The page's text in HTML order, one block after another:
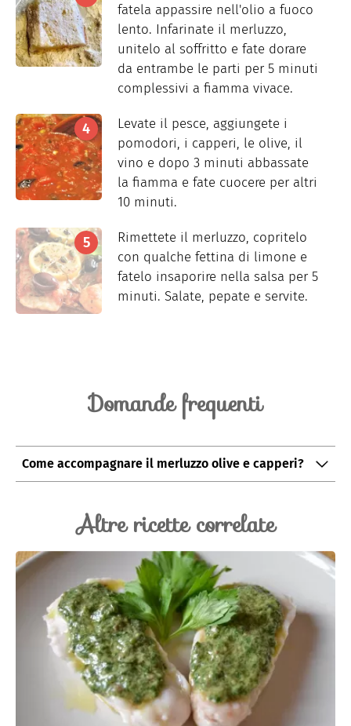
fatela appassire nell'olio a fuoco
lento. Infarinate il merluzzo,
unitelo al soffritto e fate dorare
da entrambe le parti per 5 minuti
complessivi a fiamma vivace.
Levate il pesce, aggiungete i
pomodori, i capperi, le olive, il
vino e dopo 3 minuti abbassate
la fiamma e fate cuocere per altri
10 minuti.
Rimettete il merluzzo, copritelo
con qualche fettina di limone e
fatelo insaporire nella salsa per 5
minuti. Salate, pepate e servite.
Domande frequenti
Come accompagnare il merluzzo olive e capperi?
Altre ricette correlate